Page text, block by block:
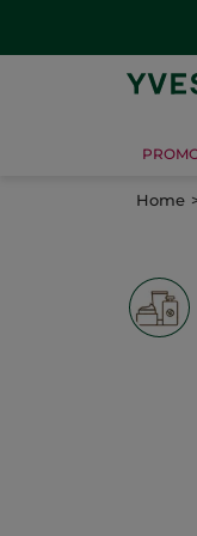
Home